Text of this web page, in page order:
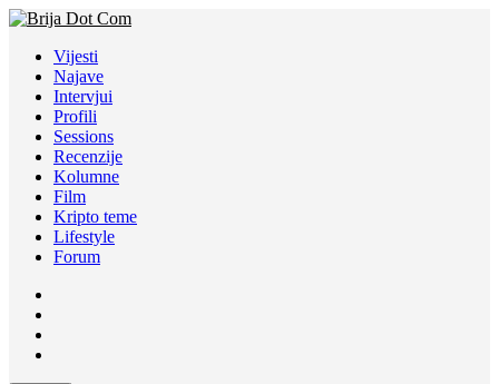
Vijesti
Najave
Intervjui
Profili
Sessions
Recenzije
Kolumne
Film
Kripto teme
Lifestyle
Forum